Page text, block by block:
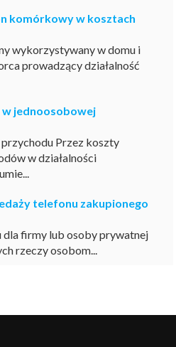
komórkowy w kosztach
wykorzystywany w domu i
prowadzący działalność
jednoosobowej
Przez koszty
w działalności
telefonu zakupionego
dla firmy lub osoby prywatnej
rzeczy osobom...